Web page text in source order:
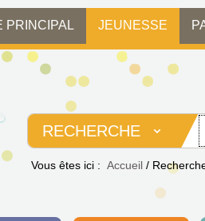
PRINCIPAL JEUNESSE
RECHERCHE
Vous êtes ici : Accueil /